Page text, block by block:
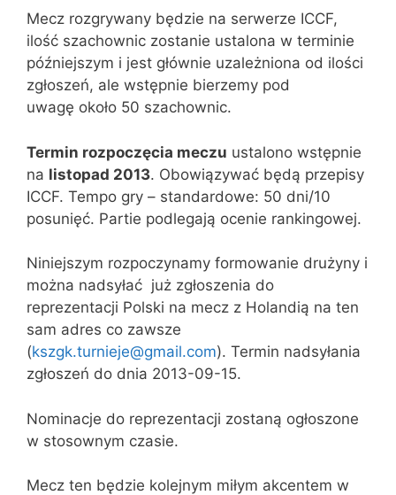
Mecz rozgrywany będzie na serwerze ICCF,
ilość szachownic zostanie ustalona w terminie
późniejszym i jest głównie uzależniona od ilości
zgłoszeń, ale wstępnie bierzemy pod
uwagę około 50 szachownic.
Termin rozpoczęcia meczu ustalono wstępnie
na listopad 2013. Obowiązywać będą przepisy
ICCF. Tempo gry – standardowe: 50 dni/10
posunięć. Partie podlegają ocenie rankingowej.
Niniejszym rozpoczynamy formowanie drużyny i
można nadsyłać już zgłoszenia do
reprezentacji Polski na mecz z Holandią na ten
sam adres co zawsze
(kszgk.turnieje@gmail.com). Termin nadsyłania
zgłoszeń do dnia 2013-09-15.
Nominacje do reprezentacji zostaną ogłoszone
w stosownym czasie.
Mecz ten będzie kolejnym miłym akcentem w